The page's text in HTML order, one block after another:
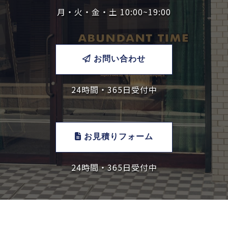
月・火・金・土 10:00~19:00
お問い合わせ
24時間・365日受付中
お見積りフォーム
24時間・365日受付中